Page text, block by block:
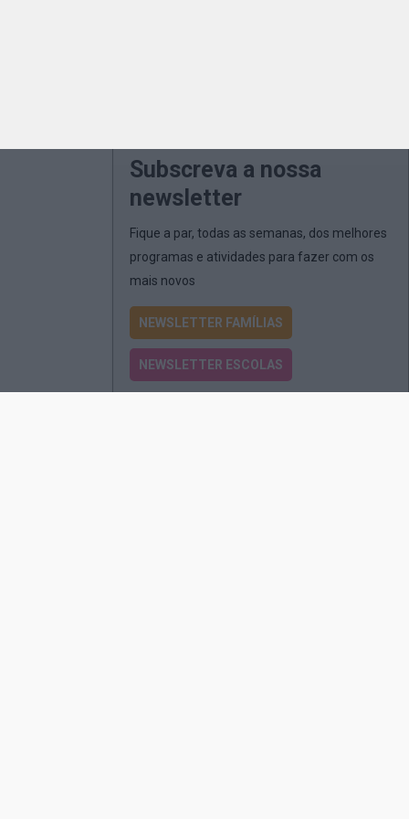
Subscreva a nossa
newsletter
Fique a par, todas as semanas, dos melhores
programas e atividades para fazer com os
mais novos
NEWSLETTER FAMÍLIAS
NEWSLETTER ESCOLAS